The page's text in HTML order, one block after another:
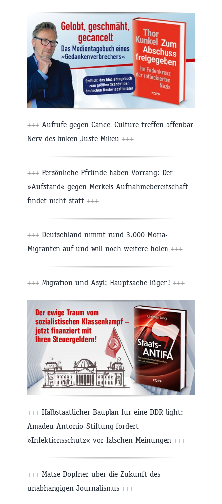
+++ Aufrufe gegen Cancel Culture treffen offenbar
Nerv des linken Juste Milieu +++
+++ Persönliche Pfründe haben Vorrang: Der
»Aufstand« gegen Merkels Aufnahmebereitschaft
findet nicht statt +++
+++ Deutschland nimmt rund 3.000 Moria-
Migranten auf und will noch weitere holen +++
+++ Migration und Asyl: Hauptsache lügen! +++
+++ Halbstaatlicher Bauplan für eine DDR light:
Amadeu-Antonio-Stiftung fordert
»Infektionsschutz« vor falschen Meinungen +++
+++ Matze Döpfner über die Zukunft des
unabhängigen Journalismus +++